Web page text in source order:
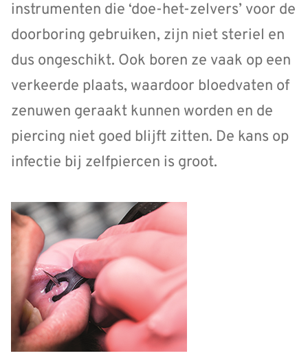
instrumenten die ‘doe-het-zelvers’ voor de
doorboring gebruiken, zijn niet steriel en
dus ongeschikt. Ook boren ze vaak op een
verkeerde plaats, waardoor bloedvaten of
zenuwen geraakt kunnen worden en de
piercing niet goed blijft zitten. De kans op
infectie bij zelfpiercen is groot.